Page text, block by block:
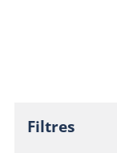
Filtres